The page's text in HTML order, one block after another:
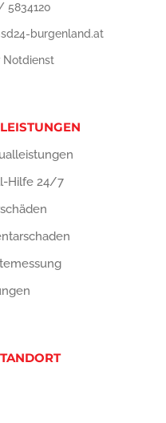
5834120
burgenland.at
Notdienst
Hilfe 24/7